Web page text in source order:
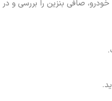
صافی بنزین را بررسی و